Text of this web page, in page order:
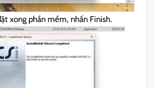
xong phần mềm, nhấn Finish.